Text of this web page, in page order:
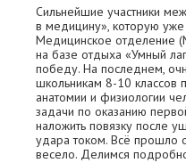
Сильнейшие участники
в медицину», которую
Медицинское отделение
на базе отдыха «Умный
победу. На последнем,
школьникам 8-10 классов
анатомии и физиологии
задачи по оказанию
наложить повязку после
удара током. Всё прошло
весело. Делимся